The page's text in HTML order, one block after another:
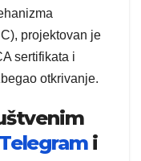
projektovan je
sertifikata i
otkrivanje.
Telegrami